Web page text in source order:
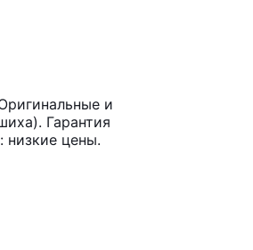
и
Гарантия
низкие цены.